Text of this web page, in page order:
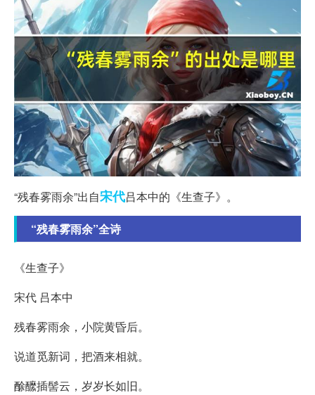
“残春雾雨余”出自宋代吕本中的《生查子》。
“残春雾雨余”全诗
《生查子》
宋代 吕本中
残春雾雨余，小院黄昏后。
说道觅新词，把酒来相就。
酴醿插髻云，岁岁长如旧。